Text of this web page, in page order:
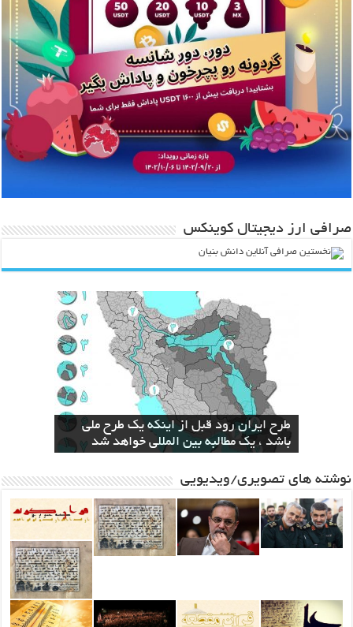
صرافی ارز دیجیتال کوینکس
سال‌ها بلاتکلیفی مالکان اراضی شاهنامه ۳۵
مشهد
باند قدرتمند مافیایی پشت صحنه کوهخواری
در مشهد
انقلاب در صنعت و کشاورزی با ارائه لیزر
سطحی
طرح ایران رود قبل از اینکه یک طرح ملی
باشد ، یک مطالبه بین المللی خواهد شد
الزام دولت به ساخت نیروگاه اختصاصی برای
استخراج بیت کوین
نوشته های تصویری/ویدیویی